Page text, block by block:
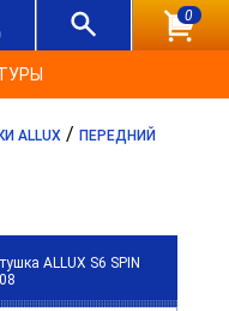
0
ALLUX / ПЕРЕДНИЙ
ALLUX S6 SPIN